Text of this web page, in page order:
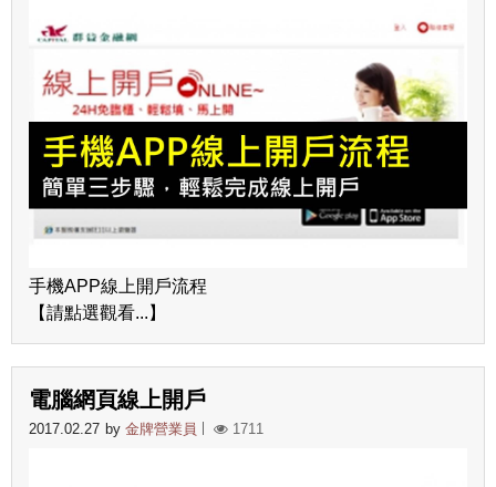
手機APP線上開戶流程
【請點選觀看...】
電腦網頁線上開戶
2017.02.27 by 金牌營業員 1711